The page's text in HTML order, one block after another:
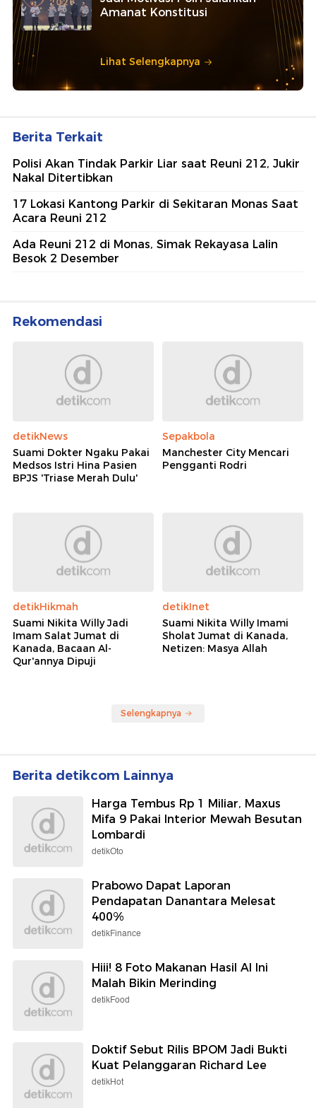
Amanat Konstitusi
Lihat Selengkapnya
Berita Terkait
Polisi Akan Tindak Parkir Liar saat Reuni 212, Jukir
Nakal Ditertibkan
17 Lokasi Kantong Parkir di Sekitaran Monas Saat
Acara Reuni 212
Ada Reuni 212 di Monas, Simak Rekayasa Lalin
Besok 2 Desember
Rekomendasi
detikNews
Suami Dokter Ngaku Pakai
Medsos Istri Hina Pasien
BPJS 'Triase Merah Dulu'
Sepakbola
Manchester City Mencari
Pengganti Rodri
detikHikmah
Suami Nikita Willy Jadi
Imam Salat Jumat di
Kanada, Bacaan Al-
Qur'annya Dipuji
detikInet
Suami Nikita Willy Imami
Sholat Jumat di Kanada,
Netizen: Masya Allah
Selengkapnya
Berita detikcom Lainnya
Harga Tembus Rp 1 Miliar, Maxus
Mifa 9 Pakai Interior Mewah Besutan
Lombardi
detikOto
Prabowo Dapat Laporan
Pendapatan Danantara Melesat
400%
detikFinance
Hiii! 8 Foto Makanan Hasil AI Ini
Malah Bikin Merinding
detikFood
Doktif Sebut Rilis BPOM Jadi Bukti
Kuat Pelanggaran Richard Lee
detikHot